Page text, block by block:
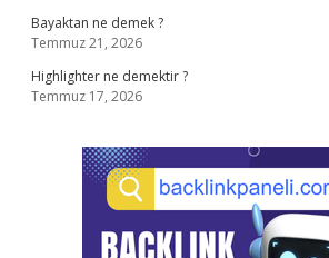
Bayaktan ne demek ?
Temmuz 21, 2026
Highlighter ne demektir ?
Temmuz 17, 2026